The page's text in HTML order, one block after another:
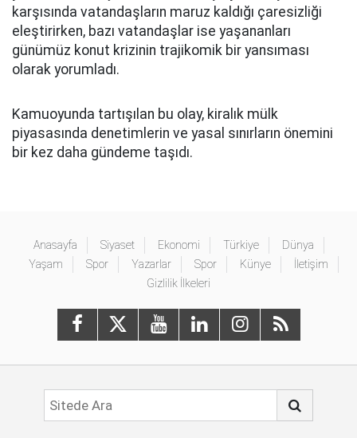
karşısında vatandaşların maruz kaldığı çaresizliği
eleştirirken, bazı vatandaşlar ise yaşananları
günümüz konut krizinin trajikomik bir yansıması
olarak yorumladı.
Kamuoyunda tartışılan bu olay, kiralık mülk
piyasasında denetimlerin ve yasal sınırların önemini
bir kez daha gündeme taşıdı.
Anasayfa Siyaset Ekonomi Türkiye
Dünya
Yaşam
Spor Yazarlar Spor Künye
İletişim
Gizlilik İlkeleri